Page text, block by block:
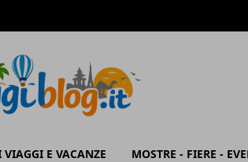
E VACANZE MOSTRE - FIERE -